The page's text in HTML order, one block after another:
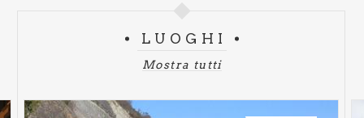
LUOGHI
Mostra tutti